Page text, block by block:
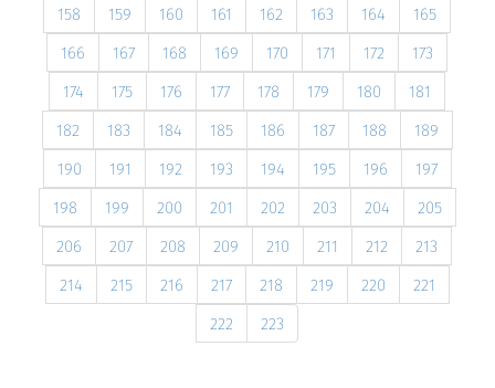
158
159 160 161 162 163 164
165
166
167 168 169 170 171 172
173
174
175 176 177 178 179 180
181
182
183 184 185 186 187 188
189
190
191 192 193 194 195 196
197
198
199 200 201 202 203 204
205
206
207 208 209 210 211 212
213
214
215 216 217 218 219 220
221
222
223